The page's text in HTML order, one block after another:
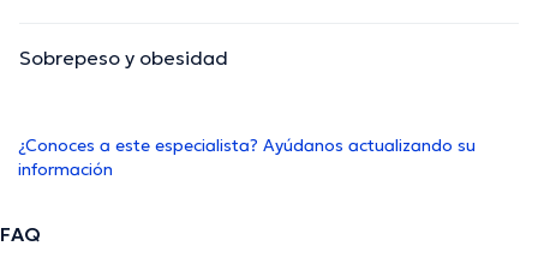
Sobrepeso y obesidad
¿Conoces a este especialista? Ayúdanos actualizando su
información
FAQ